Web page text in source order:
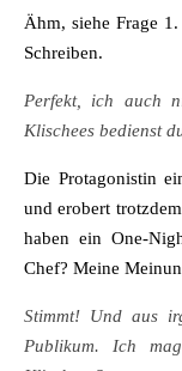
Ähm, siehe Frage 1.
Schreiben.
Perfekt, ich auch
Klischees bedienst
Die Protagonistin
und erobert
haben ein One-
Chef? Meine
Stimmt! Und aus
Publikum. Ich